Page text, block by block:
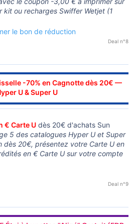
kit ou recharges Swiffer Wetjet (1
le bon de réduction
Deal n°8
-70% en Cagnotte dès 20€ —
U & Super U
€ Carte Udès 20€ d'achats Sun
5 des catalogues Hyper U et Super
dès 20€, présentez votre Carte U en
en € Carte U sur votre compte
Deal n°9